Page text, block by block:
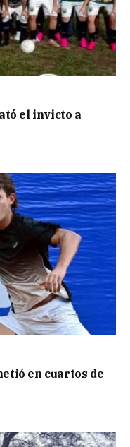
el invicto a
en cuartos de